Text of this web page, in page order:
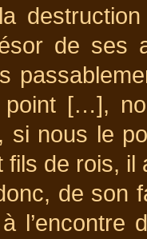
de ses
[…],
si nous le
fils de rois,
de son
l’encontre